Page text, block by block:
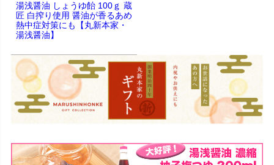
湯浅醤油 しょうゆ飴 100ｇ 蔵
匠 白搾り使用 醤油が香るあめ
熱中症対策にも【丸新本家・
湯浅醤油】